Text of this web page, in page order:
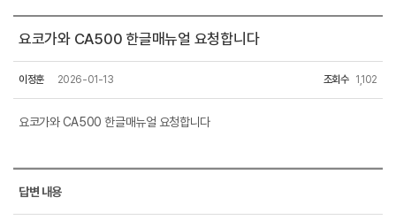
요코가와 CA500 한글매뉴얼 요청합니다
이정훈 2026-01-13 조회수 1,102
요코가와 CA500 한글매뉴얼 요청합니다
답변 내용